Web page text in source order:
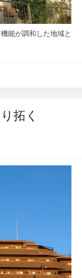
能が調和した地域と
拓く